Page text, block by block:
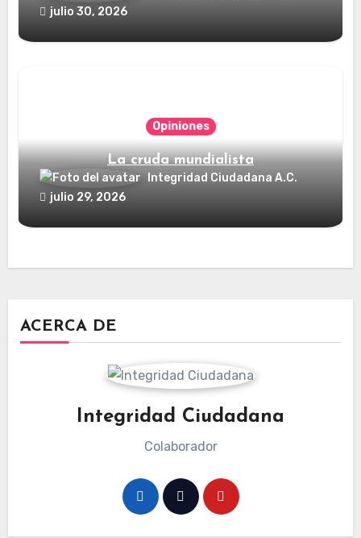
julio 30, 2026
Opiniones
La cruda mundialista
Integridad Ciudadana A.C.
julio 29, 2026
ACERCA DE
Integridad Ciudadana
Colaborador